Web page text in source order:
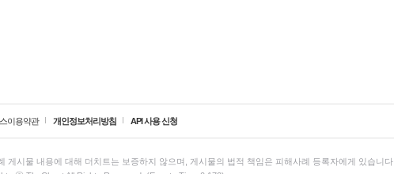
이용약관 개인정보처리방침 API 사용 신청
게시물 내용에 대해 더치트는 보증하지 않으며, 게시물의 법적 책임은 피해사례 등록자에게 있습니다.